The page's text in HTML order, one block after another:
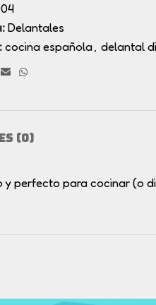
Delantales
cocina española delantal
(0)
perfecto para cocinar (o